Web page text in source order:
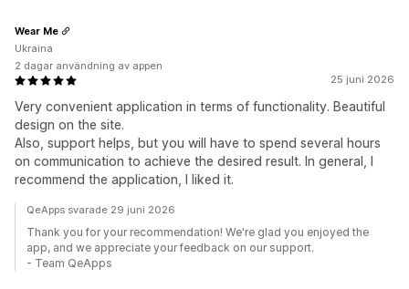
25 juni 2026
Very convenient application in terms of functionality. Beautiful
design on the site.
Also, support helps, but you will have to spend several hours
on communication to achieve the desired result. In general, I
recommend the application, I liked it.
Wear Me
Ukraina
2 dagar användning av appen
QeApps svarade 29 juni 2026
Thank you for your recommendation! We're glad you enjoyed the
app, and we appreciate your feedback on our support.
- Team QeApps